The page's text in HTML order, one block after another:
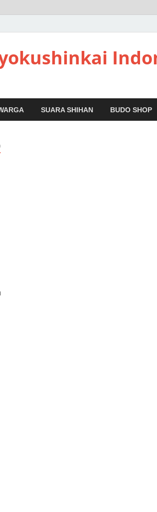
SUARA SHIHAN BUDO SHOP